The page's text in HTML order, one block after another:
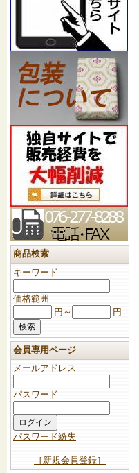
商品検索
キーワード
価格範囲
円～
円
会員専用ページ
メールアドレス
パスワード
パスワード紛失
［新規会員登録］